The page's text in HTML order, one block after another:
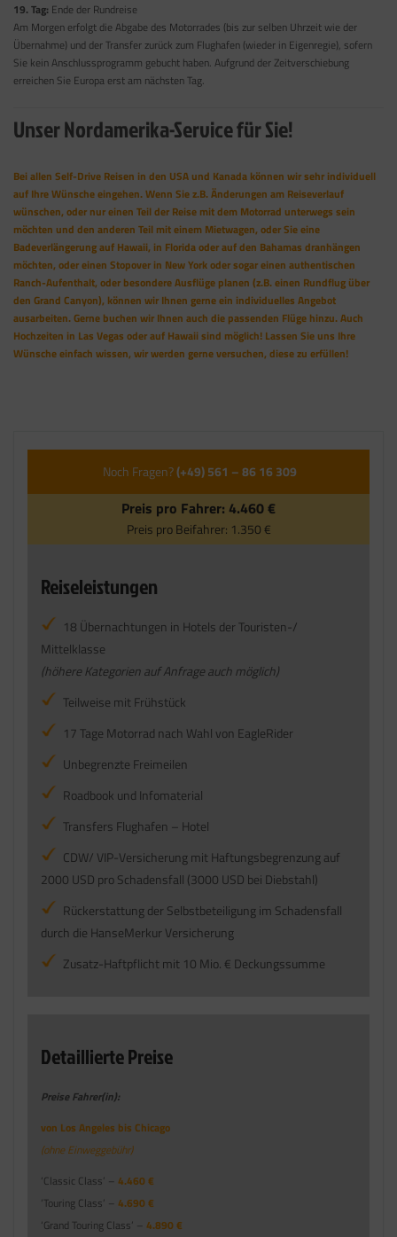
19. Tag: Ende der Rundreise
Am Morgen erfolgt die Abgabe des Motorrades (bis zur selben Uhrzeit wie der
Übernahme) und der Transfer zurück zum Flughafen (wieder in Eigenregie), sofern
Sie kein Anschlussprogramm gebucht haben. Aufgrund der Zeitverschiebung
erreichen Sie Europa erst am nächsten Tag.
Unser Nordamerika-Service für Sie!
Bei allen Self-Drive Reisen in den USA und Kanada können wir sehr individuell
auf Ihre Wünsche eingehen. Wenn Sie z.B. Änderungen am Reiseverlauf
wünschen, oder nur einen Teil der Reise mit dem Motorrad unterwegs sein
möchten und den anderen Teil mit einem Mietwagen, oder Sie eine
Badeverlängerung auf Hawaii, in Florida oder auf den Bahamas dranhängen
möchten, oder einen Stopover in New York oder sogar einen authentischen
Ranch-Aufenthalt, oder besondere Ausflüge planen (z.B. einen Rundflug über
den Grand Canyon), können wir Ihnen gerne ein individuelles Angebot
ausarbeiten. Gerne buchen wir Ihnen auch die passenden Flüge hinzu. Auch
Hochzeiten in Las Vegas oder auf Hawaii sind möglich! Lassen Sie uns Ihre
Wünsche einfach wissen, wir werden gerne versuchen, diese zu erfüllen!
Noch Fragen?(+49) 561 – 86 16 309
Preis pro Fahrer: 4.460 €
Preis pro Beifahrer: 1.350 €
Reiseleistungen
18 Übernachtungen in Hotels der Touristen-/
Mittelklasse
(höhere Kategorien auf Anfrage auch möglich)
Teilweise mit Frühstück
17 Tage Motorrad nach Wahl von EagleRider
Unbegrenzte Freimeilen
Roadbook und Infomaterial
Transfers Flughafen – Hotel
CDW/ VIP-Versicherung mit Haftungsbegrenzung auf
2000 USD pro Schadensfall (3000 USD bei Diebstahl)
Rückerstattung der Selbstbeteiligung im Schadensfall
durch die HanseMerkur Versicherung
Zusatz-Haftpflicht mit 10 Mio. € Deckungssumme
Detaillierte Preise
Preise Fahrer(in):
von Los Angeles bis Chicago
(ohne Einweggebühr)
‘Classic Class’ –
4.460 €
‘Touring Class’ –
4.690 €
‘Grand Touring Class’ – 4.890 €